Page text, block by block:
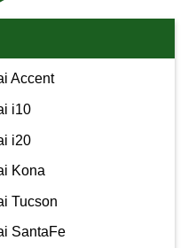
Accent
i10
i20
Kona
Tucson
SantaFe